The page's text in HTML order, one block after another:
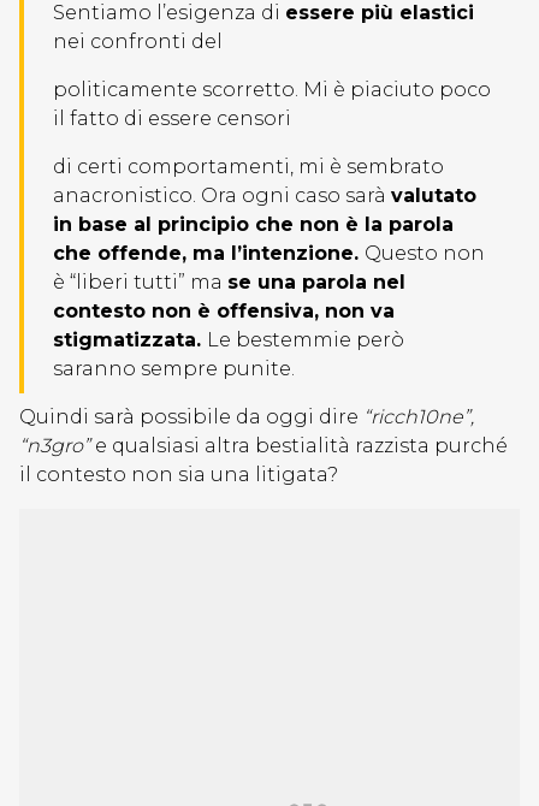
Sentiamo l’esigenza di essere più elastici
nei confronti del
politicamente scorretto. Mi è piaciuto poco
il fatto di essere censori
di certi comportamenti, mi è sembrato
anacronistico. Ora ogni caso sarà valutato
in base al principio che non è la parola
che offende, ma l’intenzione. Questo non
è “liberi tutti” ma se una parola nel
contesto non è offensiva, non va
stigmatizzata. Le bestemmie però
saranno sempre punite.
Quindi sarà possibile da oggi dire “ricch10ne”,
“n3gro”e qualsiasi altra bestialità razzista purché
il contesto non sia una litigata?